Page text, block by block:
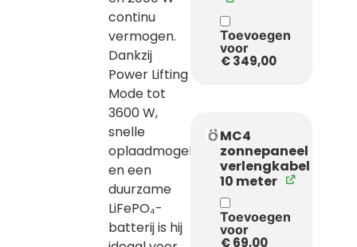
continu
vermogen.
Dankzij
Power Lifting
Mode tot
3600 W,
snelle
oplaadmogelijkheden
en een
duurzame
LiFePO₄-
batterij is hij
Toevoegen
voor
€349,00
MC4
zonnepaneel
verlengkabel
10 meter
Toevoegen
voor
€69,00